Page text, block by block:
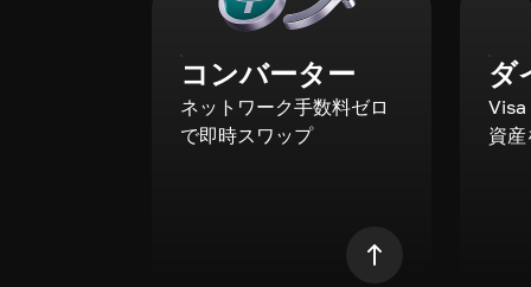
コンバーター
ネットワーク手数料ゼロ
で即時スワップ
ダ
資